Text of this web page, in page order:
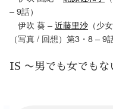
– 9話）
伊吹 葵 –近藤里沙 （少
（写真 / 回想）第3・8 – 9話
IS 〜男でも女でも